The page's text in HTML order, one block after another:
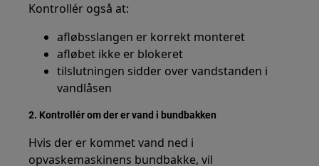
Kontrollér også at:
afløbsslangen er korrekt monteret
afløbet ikke er blokeret
tilslutningen sidder over vandstanden i
vandlåsen
2. Kontrollér om der er vand i bundbakken
Hvis der er kommet vand ned i
opvaskemaskinens bundbakke, vil